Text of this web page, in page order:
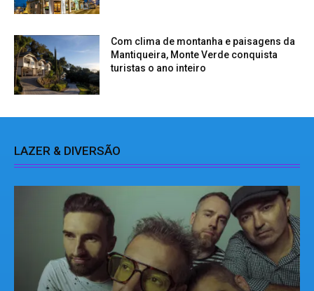
Com clima de montanha e paisagens da
Mantiqueira, Monte Verde conquista
turistas o ano inteiro
LAZER & DIVERSÃO